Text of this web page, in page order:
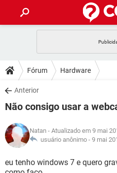
CELULAR
OUTLOOK
INSTAGRAM
GUIA DE COMPRAS
DICAS
JOGOS
INSTAGRAM
GUIA DE COMPRAS
DOWNLOADS
JOGOS
CELULAR
OUTLOOK
INSTAGRAM
JOGOS
CELULAR
OUTLOOK
GLOSSÁRIO
JOGOS
Fórum Hardware
Anterior
Não consigo usar a
Natan - Atualizado em 9 mai
usuário anônimo - 9 mai
eu tenho windows 7 e quero